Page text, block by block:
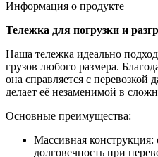
Информация о продукте
Тележка для погрузки и
Наша тележка идеально
грузов любого размера.
она справляется с
делает её незаменимой в
Основные преимущества:
Массивная конструкция:
долговечность при